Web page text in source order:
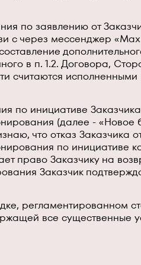
по заявлению от
с через мессенджер
в п. 1.2. Договора,
по инициативе
(далее -
что отказ
по инициативе
право Заказчику на
Заказчик
регламентированном
все существенные